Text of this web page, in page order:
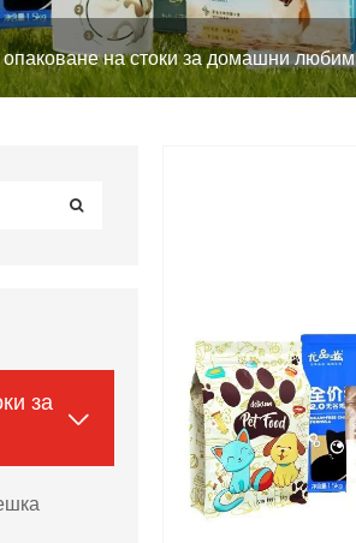
опаковане на стоки за домашни
за
